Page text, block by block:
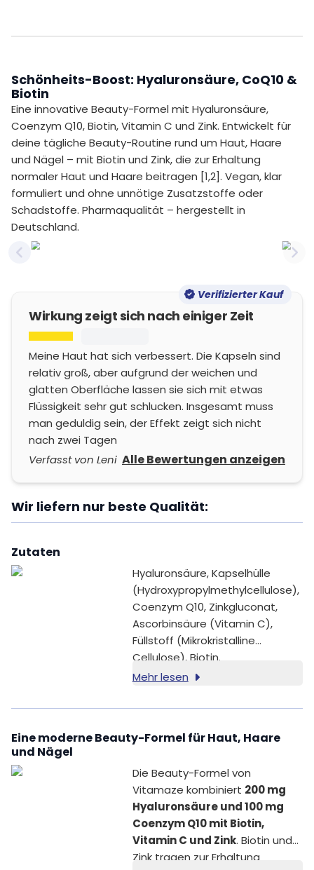
Schönheits-Boost: Hyaluronsäure, CoQ10 &
Biotin
Eine innovative Beauty-Formel mit Hyaluronsäure,
Coenzym Q10, Biotin, Vitamin C und Zink. Entwickelt für
deine tägliche Beauty-Routine rund um Haut, Haare
und Nägel – mit Biotin und Zink, die zur Erhaltung
normaler Haut und Haare beitragen [1,2]. Vegan, klar
formuliert und ohne unnötige Zusatzstoffe oder
Schadstoffe. Pharmaqualität – hergestellt in
Deutschland.
Previous slide
Verifizierter Kauf
Wirkung zeigt sich nach einiger Zeit
Meine Haut hat sich verbessert. Die Kapseln sind
relativ groß, aber aufgrund der weichen und
glatten Oberfläche lassen sie sich mit etwas
Flüssigkeit sehr gut schlucken. Insgesamt muss
man geduldig sein, der Effekt zeigt sich nicht
nach zwei Tagen
Verfasst von Leni Alle Bewertungen anzeigen
Wir liefern nur beste Qualität:
Zutaten
Hyaluronsäure, Kapselhülle
(Hydroxypropylmethylcellulose),
Coenzym Q10, Zinkgluconat,
Ascorbinsäure (Vitamin C),
Füllstoff (Mikrokristalline
Cellulose), Biotin.
Mehr lesen
Eine moderne Beauty-Formel für Haut, Haare
und Nägel
Die Beauty-Formel von
Vitamaze kombiniert 200 mg
Hyaluronsäure und 100 mg
Coenzym Q10 mit Biotin,
Vitamin C und Zink. Biotin und
Zink tragen zur Erhaltung